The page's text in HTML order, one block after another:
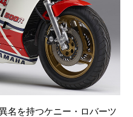
名を持つケニー・ロバーツ